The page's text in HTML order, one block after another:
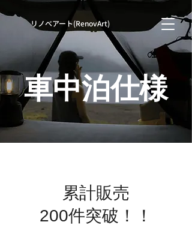
​リノベアート(RenovArt)
​車中泊仕様
累計販売
200件突破！！